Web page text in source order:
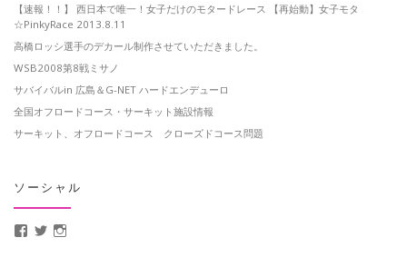
【速報！！】 西日本で唯一！女子だけのモタードレース 【再始動】女子モタ
☆PinkyRace 2013.8.11
高橋ロッシ選手のデカール制作させていただきました。
WSB2008第8戦ミサノ
サバイバルin 広島＆G-NET ハードエンデューロ
全国オフロードコース・サーキット施設情報
サーキット、オフロードコース クローズドコース問題
ソーシャル
MotoCrusader さんのプロフィールを Facebook で表示
@MotoCrusader さんのプロフィールを Twitter で表示